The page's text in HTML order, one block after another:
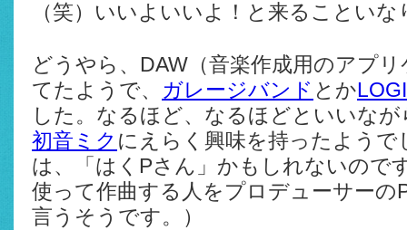
（笑）いいよいいよ！と来ることい
どうやら、DAW（音楽作成用のアプ
てたようで、
ガレージバンド とか
した。なるほど、なるほどといいな
初音ミク にえらく興味を持ったようで
は、「はくPさん」かもしれないので
使って作曲する人をプロデューサー
言うそうです。）